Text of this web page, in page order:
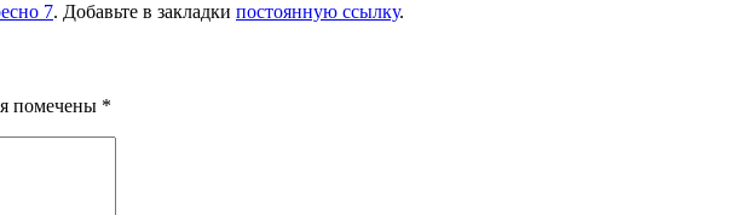
7. Добавьте в закладки постоянную ссылку.
помечены *